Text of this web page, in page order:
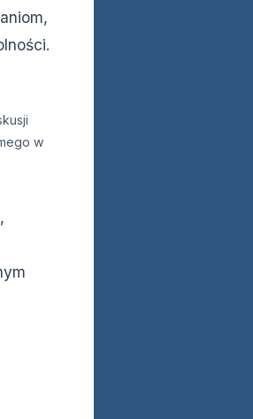
w